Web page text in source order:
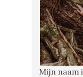
Mijn naam